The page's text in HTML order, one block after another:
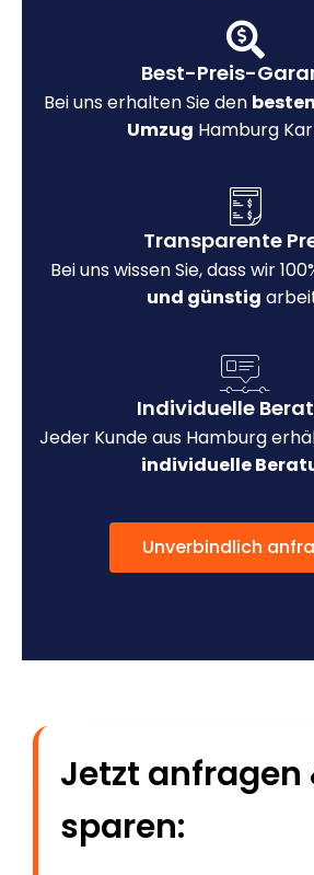
Best-Preis-
Bei uns erhalten Sie den
Umzug Hamburg
Transparente
Bei uns wissen Sie, dass wir
und günstig
Individuelle
Jeder Kunde aus Hamburg
individuelle
Unverbindlich
Jetzt anfragen
sparen: